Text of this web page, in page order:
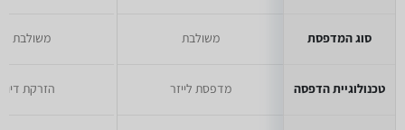
סוג המדפסת
טכנולוגיית הדפסה
משולבת
מדפסת לייזר
משולבת
הזרקת דיו